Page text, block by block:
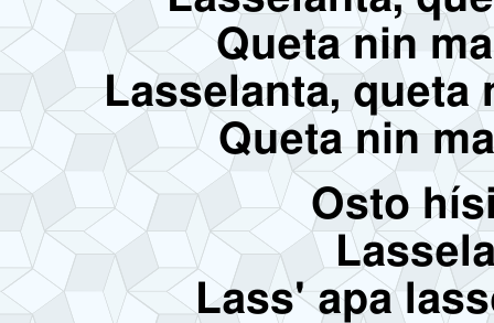
Queta nin
Lasselanta, queta
Queta nin
Osto
Lass' apa